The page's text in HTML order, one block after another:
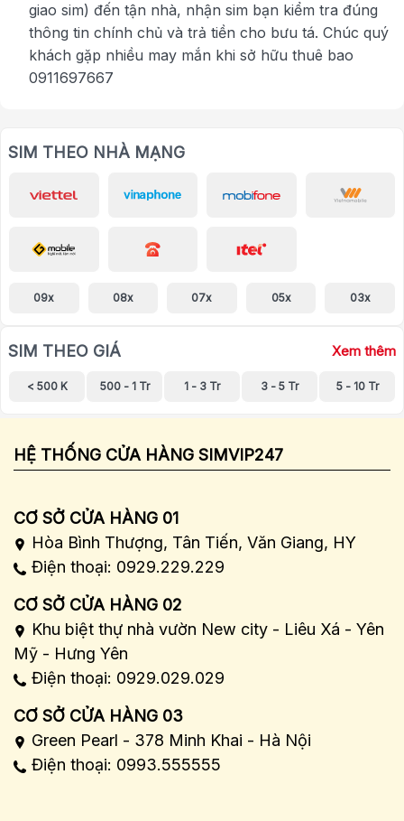
giao sim) đến tận nhà, nhận sim bạn kiểm tra đúng
thông tin chính chủ và trả tiền cho bưu tá. Chúc quý
khách gặp nhiều may mắn khi sở hữu thuê bao
0911697667
SIM THEO NHÀ MẠNG
09x 08x 07x 05x 03x
SIM THEO GIÁ Xem thêm
< 500 K 500 - 1 Tr 1 - 3 Tr 3 - 5 Tr 5 - 10 Tr
HỆ THỐNG CỬA HÀNG SIMVIP247
CƠ SỞ CỬA HÀNG 01
Hòa Bình Thượng, Tân Tiến, Văn Giang, HY
Điện thoại: 0929.229.229
CƠ SỞ CỬA HÀNG 02
Khu biệt thự nhà vườn New city - Liêu Xá - Yên
Mỹ - Hưng Yên
Điện thoại: 0929.029.029
CƠ SỞ CỬA HÀNG 03
Green Pearl - 378 Minh Khai - Hà Nội
Điện thoại: 0993.555555